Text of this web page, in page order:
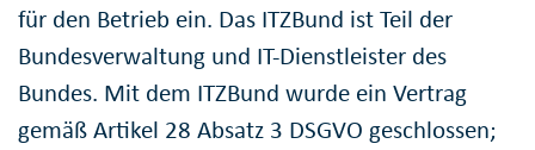
für den Betrieb ein. Das ITZBund ist Teil der
Bundesverwaltung und IT-Dienstleister des
Bundes. Mit dem ITZBund wurde ein Vertrag
gemäß Artikel 28 Absatz 3 DSGVO geschlossen;